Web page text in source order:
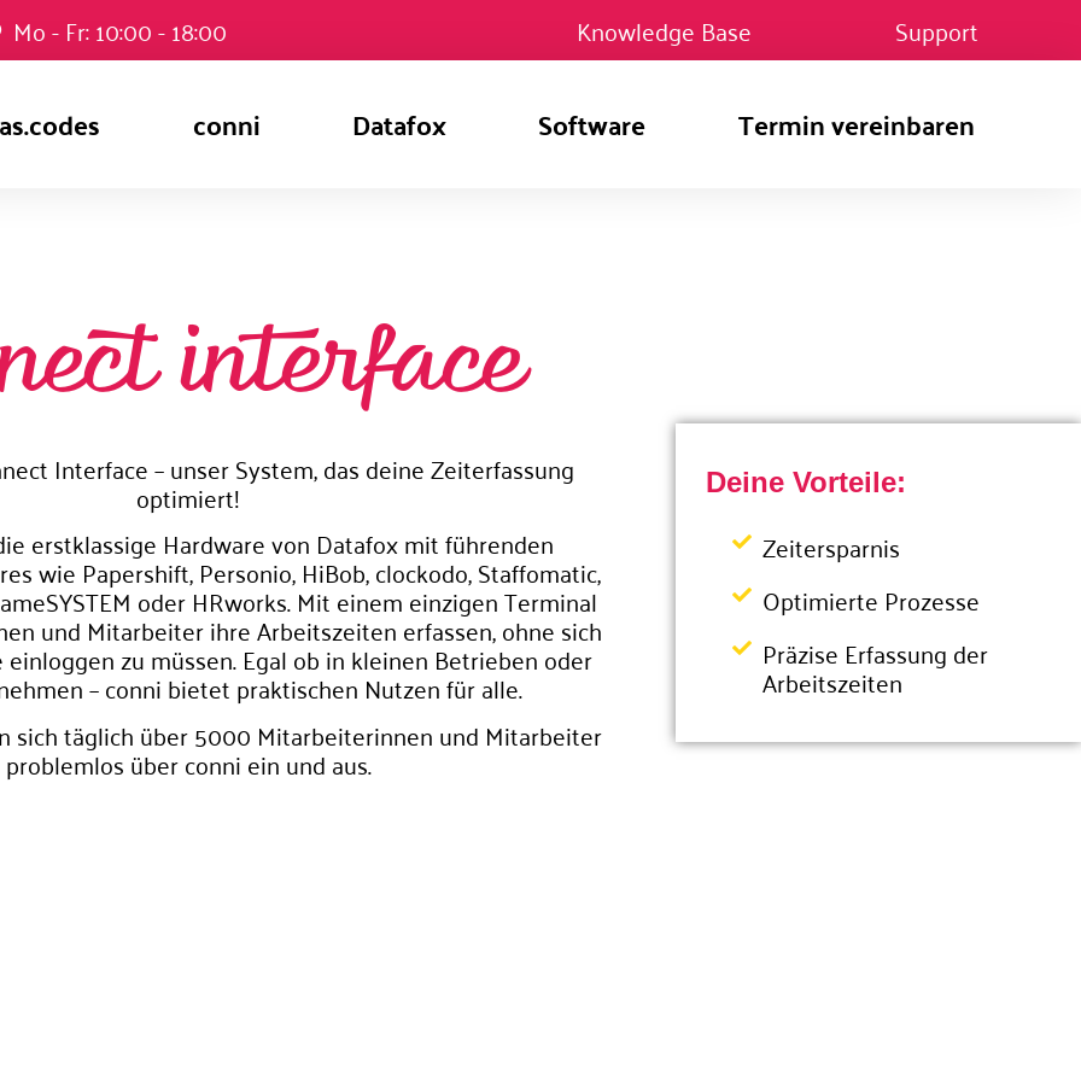
Mo - Fr: 10:00 - 18:00 Knowledge Base Support
conni Datafox Software Termin vereinbaren
interface
Interface – unser System, das deine Zeiterfassung
optimiert!
erstklassige Hardware von Datafox mit führenden
wie Papershift, Personio, HiBob, clockodo, Staffomatic,
oder HRworks. Mit einem einzigen Terminal
und Mitarbeiter ihre Arbeitszeiten erfassen, ohne sich
zu müssen. Egal ob in kleinen Betrieben oder
– conni bietet praktischen Nutzen für alle.
sich täglich über 5000 Mitarbeiterinnen und Mitarbeiter
problemlos über conni ein und aus.
Deine Vorteile:
Zeitersparnis
Optimierte Prozesse
Präzise Erfassung der
Arbeitszeiten